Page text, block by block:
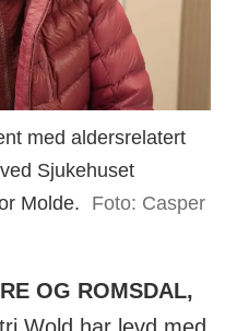
med aldersrelatert
Sjukehuset
Molde.
Foto: Casper
OG ROMSDAL,